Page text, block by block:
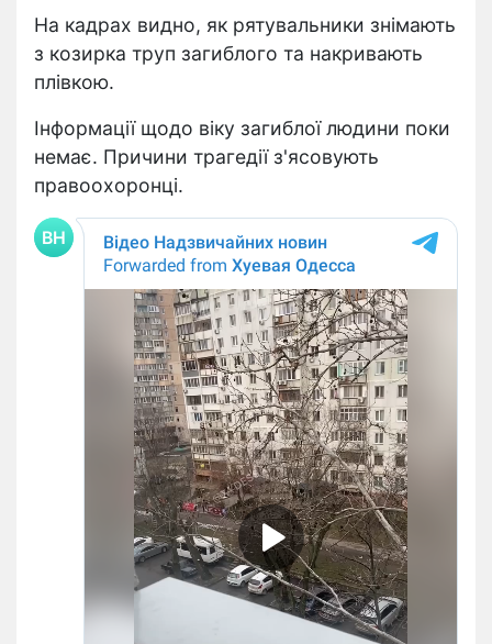
На кадрах видно, як рятувальники знімають
з козирка труп загиблого та накривають
плівкою.
Інформації щодо віку загиблої людини поки
немає. Причини трагедії з'ясовують
правоохоронці.